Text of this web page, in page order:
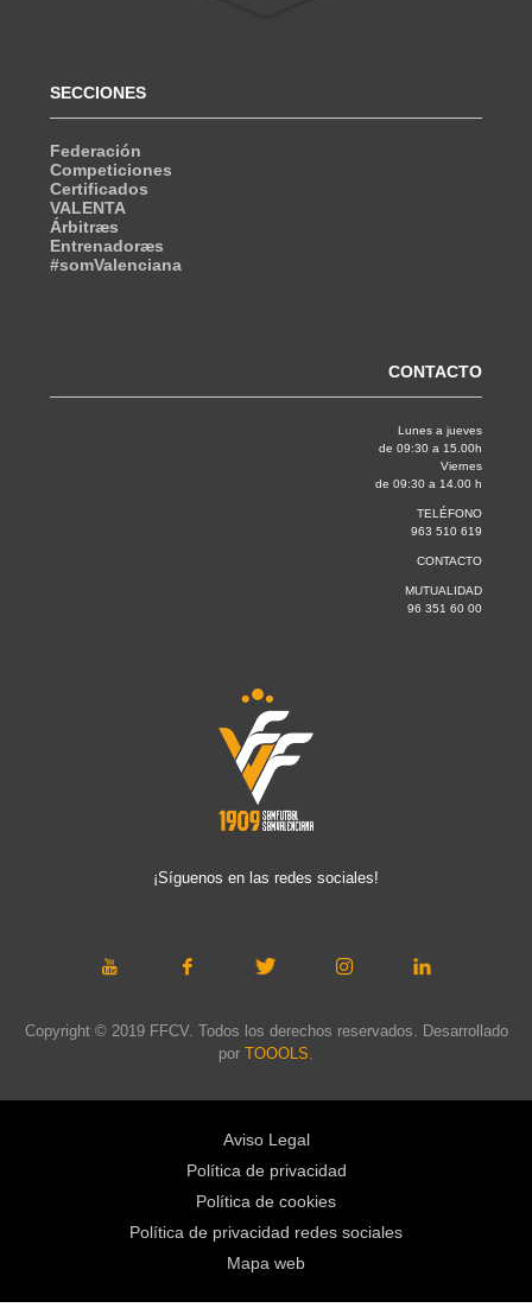
SECCIONES
Federación
Competiciones
Certificados
VALENTA
Árbitræs
Entrenadoræs
#somValenciana
CONTACTO
Lunes a jueves
de 09:30 a 15.00h
Viernes
de 09:30 a 14.00 h
TELÉFONO
963 510 619
CONTACTO
MUTUALIDAD
96 351 60 00
¡Síguenos en las redes sociales!
Copyright © 2019 FFCV. Todos los derechos reservados. Desarrollado
por TOOOLS.
Aviso Legal
Política de privacidad
Política de cookies
Política de privacidad redes sociales
Mapa web